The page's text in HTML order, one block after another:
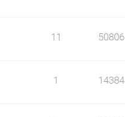
11 50806
1 14384